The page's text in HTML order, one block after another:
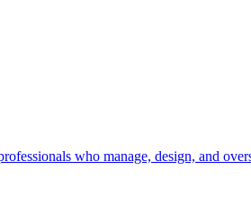
who manage, design, and